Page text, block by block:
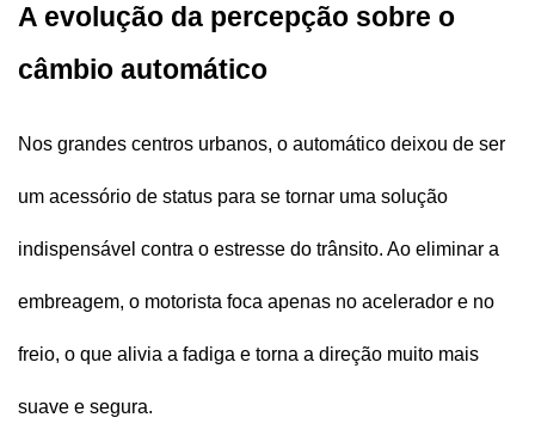
A evolução da percepção sobre o
câmbio automático
Nos grandes centros urbanos, o automático deixou de ser
um acessório de status para se tornar uma solução
indispensável contra o estresse do trânsito. Ao eliminar a
embreagem, o motorista foca apenas no acelerador e no
freio, o que alivia a fadiga e torna a direção muito mais
suave e segura.